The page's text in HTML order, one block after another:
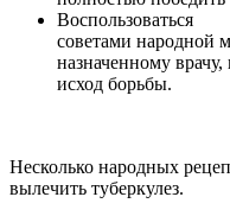
Воспользоваться
советами народной
назначенному
исход борьбы.
Несколько народных
вылечить туберкулез.